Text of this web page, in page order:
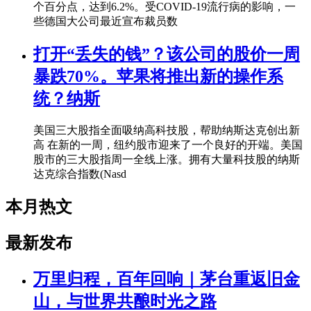
个百分点，达到6.2%。受COVID-19流行病的影响，一
些德国大公司最近宣布裁员数
打开“丢失的钱”？该公司的股价一周
暴跌70%。苹果将推出新的操作系
统？纳斯
美国三大股指全面吸纳高科技股，帮助纳斯达克创出新
高 在新的一周，纽约股市迎来了一个良好的开端。美国
股市的三大股指周一全线上涨。拥有大量科技股的纳斯
达克综合指数(Nasd
本月热文
最新发布
万里归程，百年回响｜茅台重返旧金
山，与世界共酿时光之路